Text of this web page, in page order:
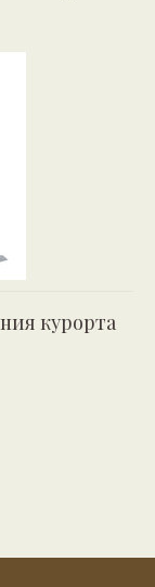
курорта